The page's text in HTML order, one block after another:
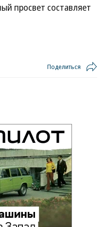
просвет составляет
Поделиться